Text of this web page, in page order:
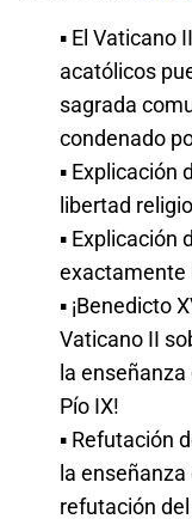
▪ El Vaticano
acatólicos
sagrada
condenado
▪ Explicación
libertad
▪ Explicación
exactamente
▪ ¡Benedicto
Vaticano II
la enseñanza
Pío IX!
▪ Refutación
la
refutación del